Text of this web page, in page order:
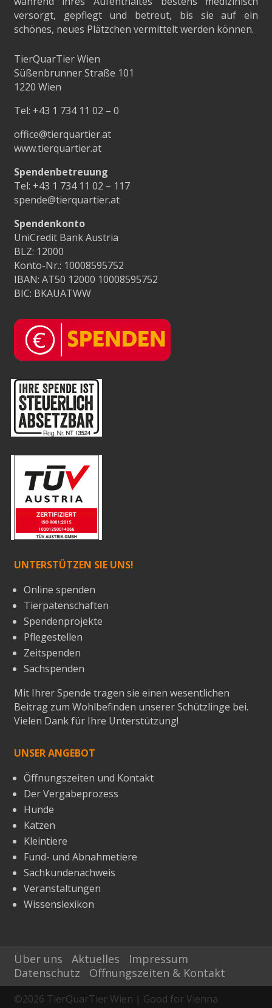
versorgt, gepflegt und betreut, bis sie auf ein
schönes, neues Plätzchen vermittelt werden können.
TierQuarTier Wien
Süßenbrunner Straße 101
1220 Wien
Tel: +43 1 734 11 02 – 0
office@tierquartier.at
www.tierquartier.at
Spendenbetreuung
Tel: +43 1 734 11 02 – 117
spende@tierquartier.at
Spendenkonto
UniCredit Bank Austria
BLZ: 12000
Konto-Nr.: 10008595752
IBAN: AT50 12000 10008595752
BIC: BKAUATWW
UNTERSTÜTZEN SIE UNS!
Online spenden
Tierpatenschaften
Spendenprojekte
Pflegestellen
Zeitspenden
Sachspenden
Mit Ihrer Spende tragen sie einen wesentlichen
Beitrag zum Wohlbefinden unserer Schützlinge bei.
Vielen Dank für Ihre Unterstützung!
UNSER ANGEBOT
Öffnungszeiten und Kontakt
Der Vergabeprozess
Hunde
Katzen
Kleintiere
Fund- und Abnahmetiere
Sachkundenachweis
Veranstaltungen
Wissenslexikon
Über uns Aktuelles
Impressum
Datenschutz
Öffnungszeiten & Kontakt
©2026 TierQuarTier Wien | Good for Vienna